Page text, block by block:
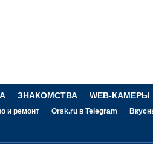
ЗНАКОМСТВА WEB-КАМЕРЫ
и ремонт Orsk.ru в Telegram